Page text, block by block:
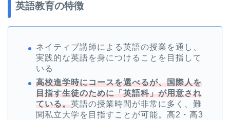
英語教育の特徴
ネイティブ講師による英語の授業を通し、
実践的な英語を身につけることを目指して
いる
高校進学時にコースを選べるが、国際人を
目指す生徒のために「英語科」が用意され
ている。英語の授業時間が非常に多く、難
関私立大学を目指すことが可能。高2・高3